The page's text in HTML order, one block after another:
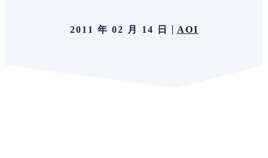
2011 年 02 月 14 日 AOI